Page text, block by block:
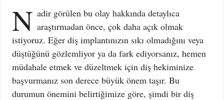
N adir görülen bu olay hakkında detaylıca
araştırmadan önce, çok daha açık olmak
istiyoruz. Eğer diş implantınızın sıkı olmadığını veya
düştüğünü gözlemliyor ya da fark ediyorsanız, hemen
müdahale etmek ve düzeltmek için diş hekiminize
başvurmanız son derece büyük önem taşır. Bu
durumun önemini belirtiğimize göre, şimdi bir diş